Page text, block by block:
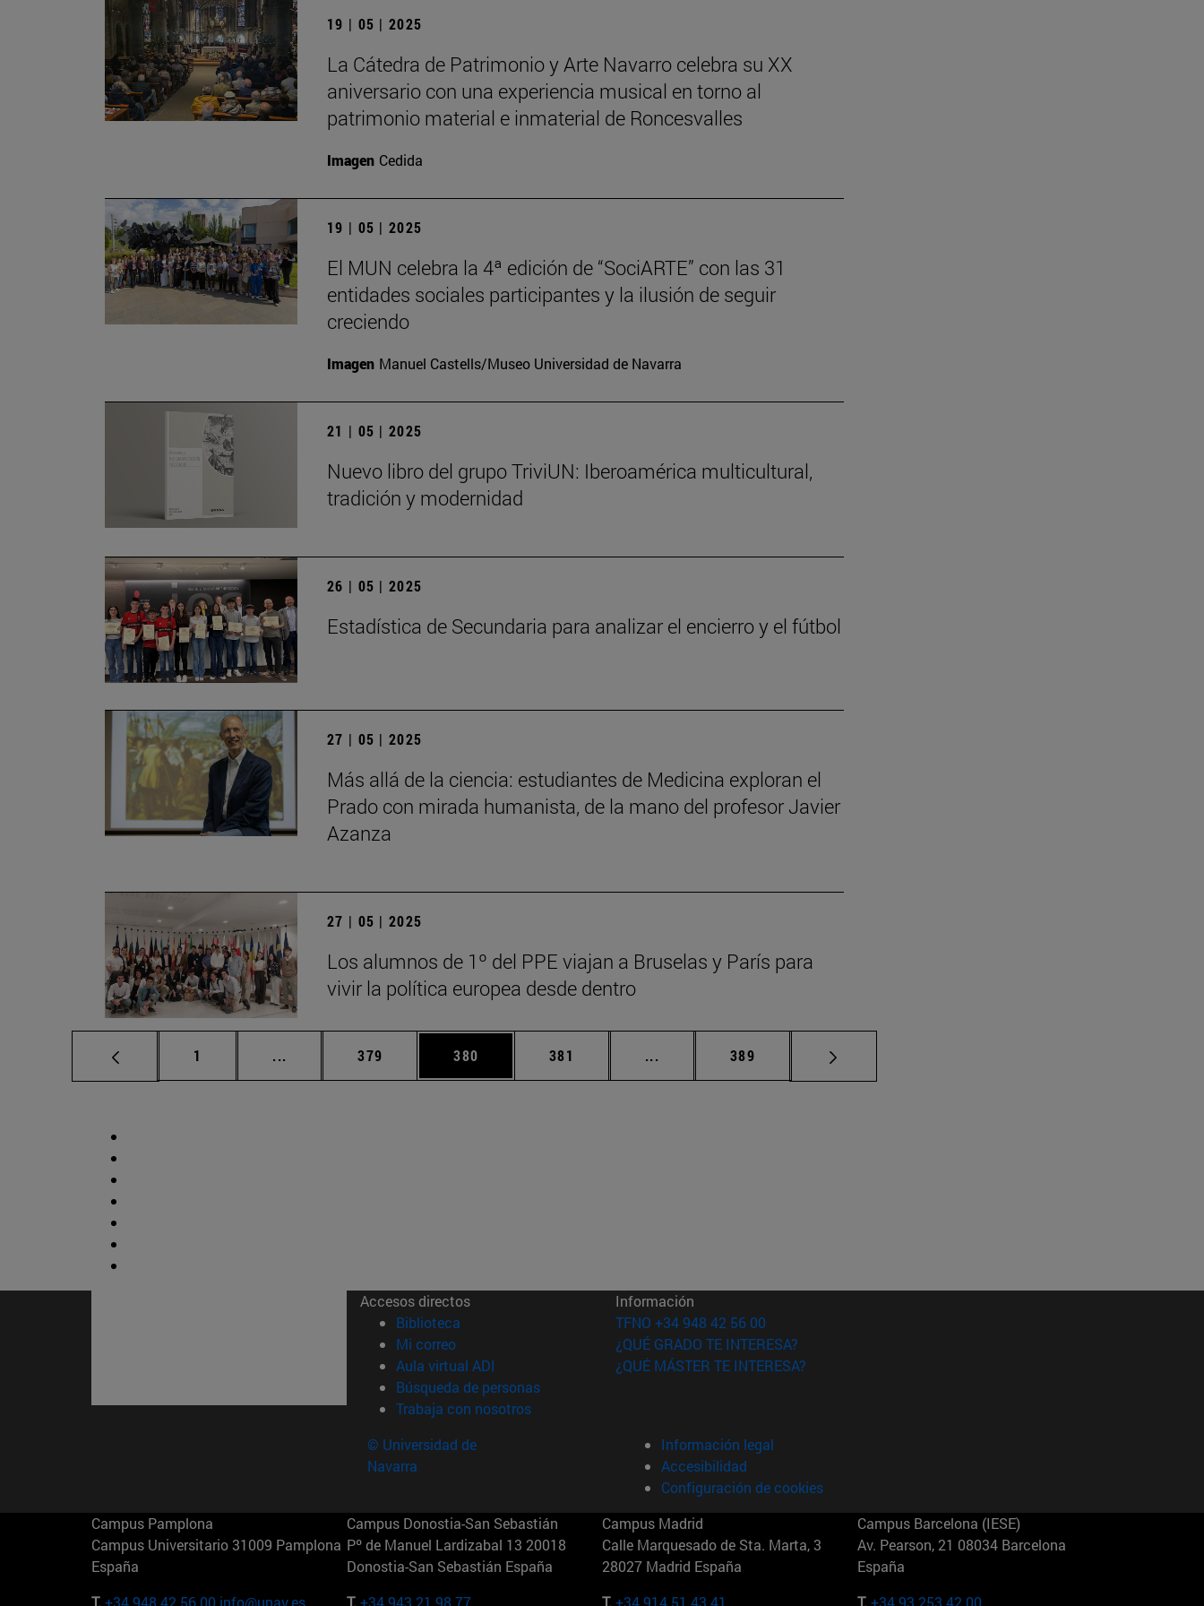
19 | 05 | 2025
La Cátedra de Patrimonio y Arte Navarro celebra su XX
aniversario con una experiencia musical en torno al
patrimonio material e inmaterial de Roncesvalles
Imagen Cedida
19 | 05 | 2025
El MUN celebra la 4ª edición de “SociARTE” con las 31
entidades sociales participantes y la ilusión de seguir
creciendo
Imagen Manuel Castells/Museo Universidad de Navarra
21 | 05 | 2025
Nuevo libro del grupo TriviUN: Iberoamérica multicultural,
tradición y modernidad
26 | 05 | 2025
Estadística de Secundaria para analizar el encierro y el fútbol
27 | 05 | 2025
Más allá de la ciencia: estudiantes de Medicina exploran el
Prado con mirada humanista, de la mano del profesor Javier
Azanza
27 | 05 | 2025
Los alumnos de 1º del PPE viajan a Bruselas y París para
vivir la política europea desde dentro
Página
1 ... Páginas intermedias Use TAB para desplazarse.
Página
379 Página
380 Página
381 ... Páginas intermedias Use TAB para desplazarse.
Página
389
Accesos directos
Biblioteca (abre en nueva ventana)
Mi correo(abre en nueva ventana)
Aula virtual ADI (abre en nueva ventana)
Búsqueda de personas(abre en nueva ventana)
Trabaja con nosotros(abre en nueva ventana)
Información
TFNO +34 948 42 56 00
¿QUÉ GRADO TE INTERESA?
¿QUÉ MÁSTER TE INTERESA?
© Universidad de
Navarra
Información legal
Accesibilidad
Configuración de cookies
Campus Pamplona
Campus Universitario 31009 Pamplona
España
T. +34 948 42 56 00 info@unav.es
Campus Donostia-San Sebastián
Pº de Manuel Lardizabal 13 20018
Donostia-San Sebastián España
T. +34 943 21 98 77
Campus Madrid
Calle Marquesado de Sta. Marta, 3
28027 Madrid España
T. +34 914 51 43 41
Campus Barcelona (IESE)
Av. Pearson, 21 08034 Barcelona
España
T. +34 93 253 42 00